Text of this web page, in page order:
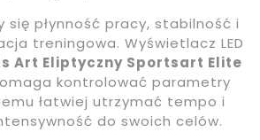
się płynność pracy, stabilność i
treningowa. Wyświetlacz LED
Art Eliptyczny Sportsart Elite
kontrolować parametry
łatwiej utrzymać tempo i
do swoich celów.